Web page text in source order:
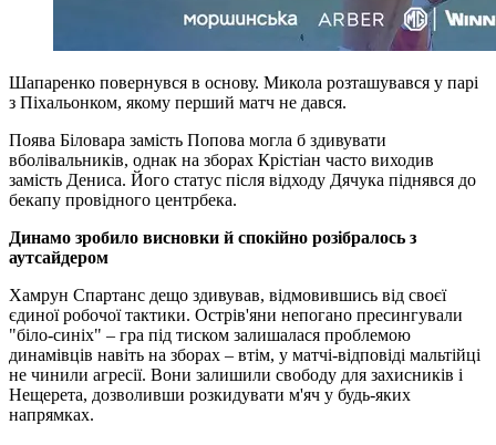
Шапаренко повернувся в основу. Микола розташувався у парі
з Піхальонком, якому перший матч не дався.
Поява Біловара замість Попова могла б здивувати
вболівальників, однак на зборах Крістіан часто виходив
замість Дениса. Його статус після відходу Дячука піднявся до
бекапу провідного центрбека.
Динамо зробило висновки й спокійно розібралось з
аутсайдером
Хамрун Спартанс дещо здивував, відмовившись від своєї
єдиної робочої тактики. Острів'яни непогано пресингували
"біло-синіх" – гра під тиском залишалася проблемою
динамівців навіть на зборах – втім, у матчі-відповіді мальтійці
не чинили агресії. Вони залишили свободу для захисників і
Нещерета, дозволивши розкидувати м'яч у будь-яких
напрямках.